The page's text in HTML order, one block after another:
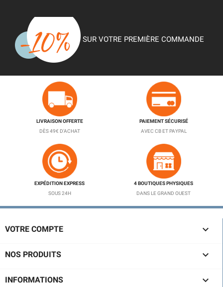
SUR VOTRE PREMIÈRE COMMANDE
LIVRAISON OFFERTE
DÈS 49€ D'ACHAT
PAIEMENT SÉCURISÉ
AVEC CB ET PAYPAL
EXPÉDITION EXPRESS
SOUS 24H
4 BOUTIQUES PHYSIQUES
DANS LE GRAND OUEST
VOTRE COMPTE 
NOS PRODUITS 
INFORMATIONS 